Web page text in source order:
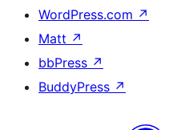
WordPress.com ↗
Matt ↗
bbPress ↗
BuddyPress ↗